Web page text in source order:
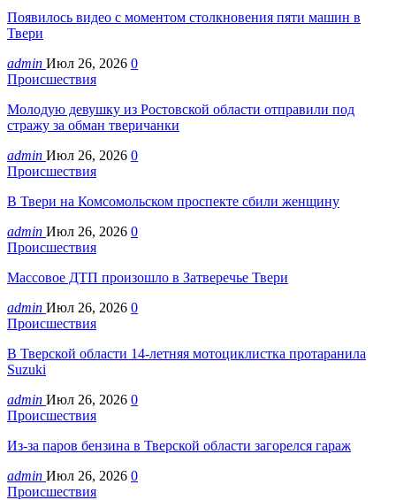
Появилось видео с моментом столкновения пяти машин в
Твери
admin Июл 26, 2026 0
Происшествия
Молодую девушку из Ростовской области отправили под
стражу за обман тверичанки
admin Июл 26, 2026 0
Происшествия
В Твери на Комсомольском проспекте сбили женщину
admin Июл 26, 2026 0
Происшествия
Массовое ДТП произошло в Затверечье Твери
admin Июл 26, 2026 0
Происшествия
В Тверской области 14-летняя мотоциклистка протаранила
Suzuki
admin Июл 26, 2026 0
Происшествия
Из-за паров бензина в Тверской области загорелся гараж
admin Июл 26, 2026 0
Происшествия